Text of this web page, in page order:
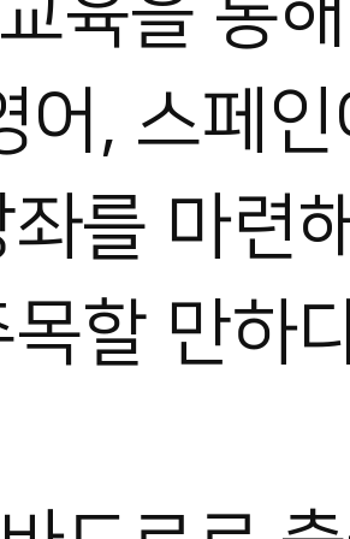
어, 스페
좌를 마련
목할 만하